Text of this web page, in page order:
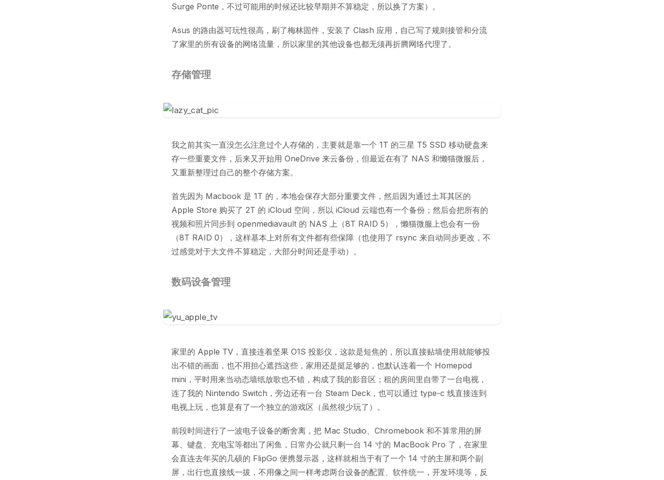
Surge Ponte，不过可能用的时候还比较早期并不算稳定，所以换了方案）。
Asus 的路由器可玩性很高，刷了梅林固件，安装了 Clash 应用，自己写了规则接管和分流
了家里的所有设备的网络流量，所以家里的其他设备也都无须再折腾网络代理了。
存储管理
我之前其实一直没怎么注意过个人存储的，主要就是靠一个 1T 的三星 T5 SSD 移动硬盘来
存一些重要文件，后来又开始用 OneDrive 来云备份，但最近在有了 NAS 和懒猫微服后，
又重新整理过自己的整个存储方案。
首先因为 Macbook 是 1T 的，本地会保存大部分重要文件，然后因为通过土耳其区的
Apple Store 购买了 2T 的 iCloud 空间，所以 iCloud 云端也有一个备份；然后会把所有的
视频和照片同步到 openmediavault 的 NAS 上（8T RAID 5），懒猫微服上也会有一份
（8T RAID 0），这样基本上对所有文件都有些保障（也使用了 rsync 来自动同步更改，不
过感觉对于大文件不算稳定，大部分时间还是手动）。
数码设备管理
家里的 Apple TV，直接连着坚果 O1S 投影仪，这款是短焦的，所以直接贴墙使用就能够投
出不错的画面，也不用担心遮挡这些，家用还是挺足够的，也默认连着一个 Homepod
mini，平时用来当动态墙纸放歌也不错，构成了我的影音区；租的房间里自带了一台电视，
连了我的 Nintendo Switch，旁边还有一台 Steam Deck，也可以通过 type-c 线直接连到
电视上玩，也算是有了一个独立的游戏区（虽然很少玩了）。
前段时间进行了一波电子设备的断舍离，把 Mac Studio、Chromebook 和不算常用的屏
幕、键盘、充电宝等都出了闲鱼，日常办公就只剩一台 14 寸的 MacBook Pro 了，在家里
会直连去年买的几硕的 FlipGo 便携显示器，这样就相当于有了一个 14 寸的主屏和两个副
屏，出行也直接线一拔，不用像之间一样考虑两台设备的配置、软件统一，开发环境等，反